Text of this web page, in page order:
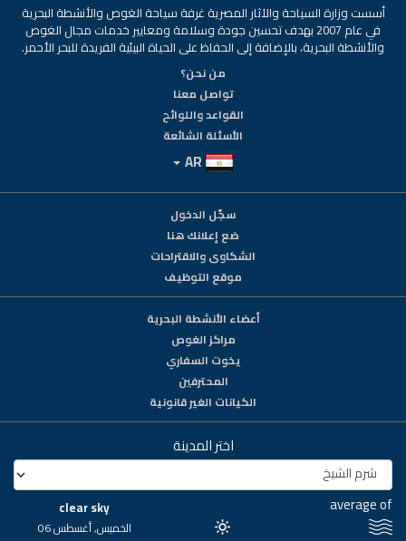
أسست وزارة السياحة والآثار المصرية غرفة سياحة الغوص والأنشطة البحرية
في عام 2007 بهدف تحسين جودة وسلامة ومعايير خدمات مجال الغوص
والأنشطة البحرية، بالإضافة إلى الحفاظ على الحياة البيئية الفريدة للبحر الأحمر.
من نحن؟
تواصل معنا
القواعد واللوائح
الأسئلة الشائعة
سجّل الدخول
ضع إعلانك هنا
الشكاوى والاقتراحات
موقع التوظيف
أعضاء الأنشطة البحرية
مراكز الغوص
يخوت السفاري
المحترفين
الكيانات الغير قانونية
اختر المدينة
average of
clear sky
الخميس, أغسطس 06